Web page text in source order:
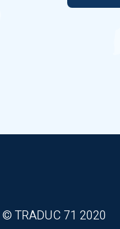
TRADUC 71 2020